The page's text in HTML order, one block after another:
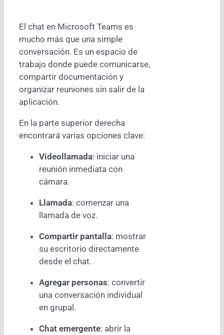
El chat en Microsoft Teams es
mucho más que una simple
conversación. Es un espacio de
trabajo donde puede comunicarse,
compartir documentación y
organizar reuniones sin salir de la
aplicación.
En la parte superior derecha
encontrará varias opciones clave:
Videollamada: iniciar una
reunión inmediata con
cámara.
Llamada: comenzar una
llamada de voz.
Compartir pantalla: mostrar
su escritorio directamente
desde el chat.
Agregar personas: convertir
una conversación individual
en grupal.
Chat emergente: abrir la